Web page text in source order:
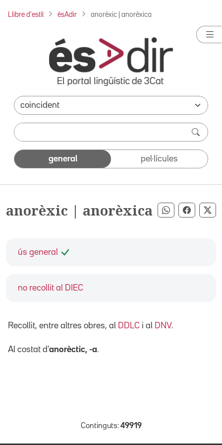
Llibre d'estil ésAdir anorèxic | anorèxica
general pel·lícules
anorèxic | anorèxica Compartir
ús general
no recollit al DIEC
Recollit, entre altres obres, al DDLC i al DNV.
Al costat d'anorèctic, -a.
Continguts: 49919